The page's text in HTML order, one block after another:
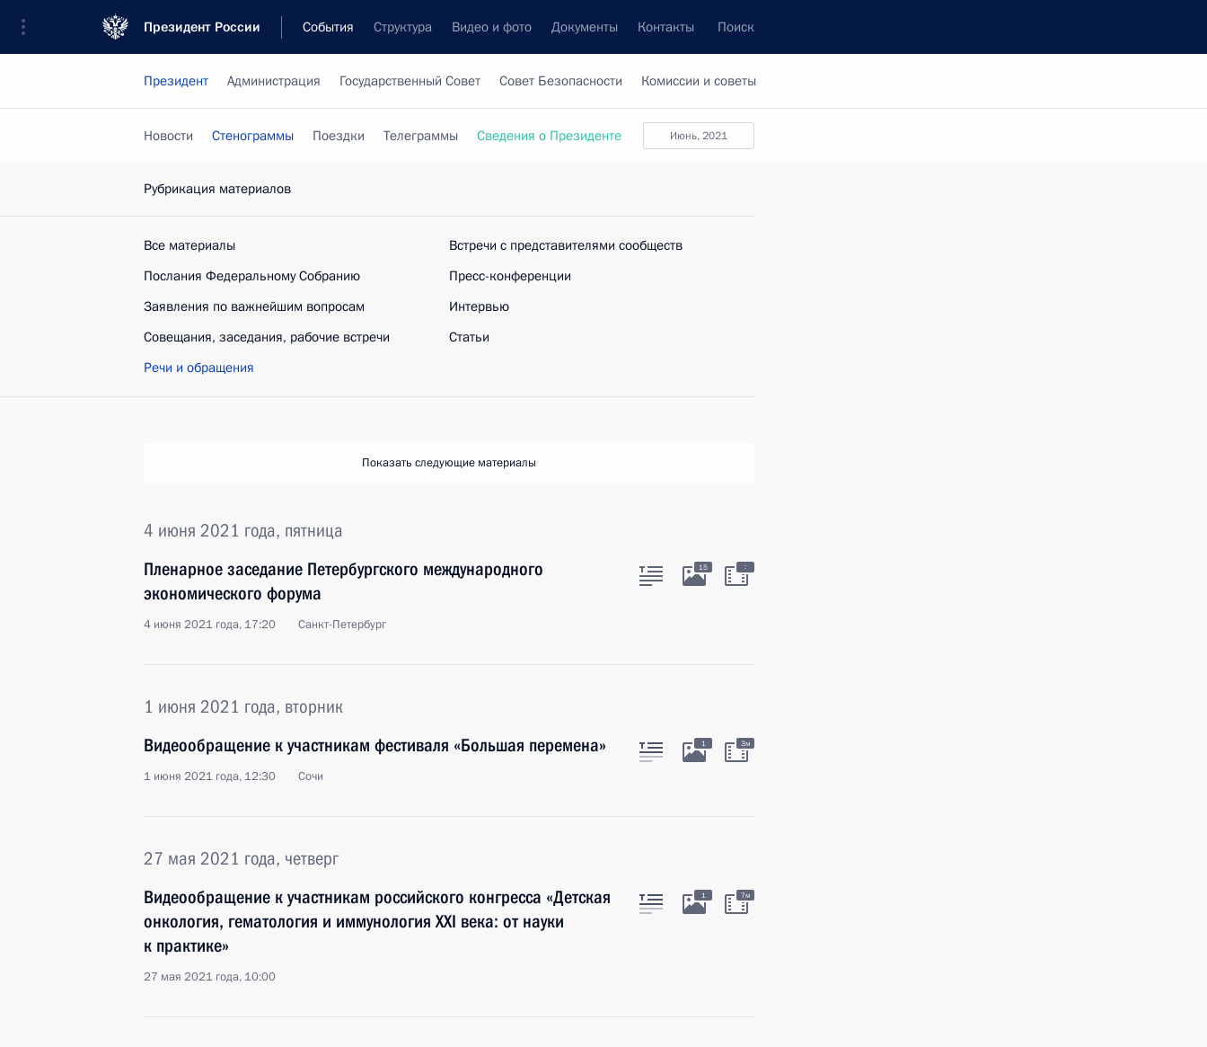
Президент России События Структура Видео и фото Документы Контакты Поиск
Президент Администрация Государственный Совет Совет Безопасности Комиссии и советы
июнь, 2021
Новости Стенограммы Поездки Телеграммы Сведения о Президенте
Рубрикация материалов
Все материалы
Послания Федеральному Собранию
Заявления по важнейшим вопросам
Совещания, заседания, рабочие встречи
Речи и обращения
Встречи с представителями сообществ
Пресс-конференции
Интервью
Статьи
Показать следующие материалы
4 июня 2021 года, пятница
Пленарное заседание Петербургского международного
экономического форума
4 июня 2021 года, 17:20 Санкт-Петербург
15 :
1 июня 2021 года, вторник
Видеообращение к участникам фестиваля «Большая перемена»
1 июня 2021 года, 12:30 Сочи
1 3м
27 мая 2021 года, четверг
Видеообращение к участникам российского конгресса «Детская
онкология, гематология и иммунология XXI века: от науки
к практике»
27 мая 2021 года, 10:00
1 7м